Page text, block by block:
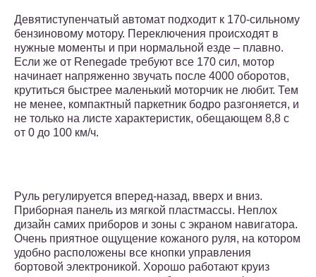
Девятиступенчатый автомат подходит к 170-сильному
бензиновому мотору. Переключения происходят в
нужные моменты и при нормальной езде – плавно.
Если же от Renegade требуют все 170 сил, мотор
начинает напряженно звучать после 4000 оборотов,
крутиться быстрее маленький моторчик не любит. Тем
не менее, компактный паркетник бодро разгоняется, и
не только на листе характеристик, обещающем 8,8 с
от 0 до 100 км/ч.
Руль регулируется вперед-назад, вверх и вниз.
Приборная панель из мягкой пластмассы. Неплох
дизайн самих приборов и зоны с экраном навигатора.
Очень приятное ощущение кожаного руля, на котором
удобно расположены все кнопки управления
бортовой электроникой. Хорошо работают круиз